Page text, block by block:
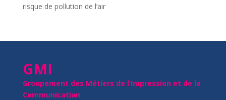
risque de pollution de l’air
GMI
Groupement des Métiers de l’Impression et de la
Communication